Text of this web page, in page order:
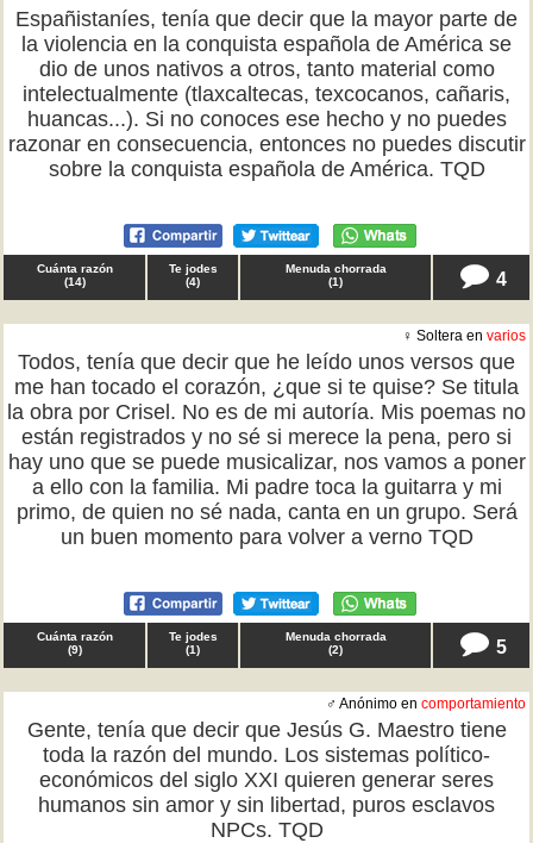
Españistaníes, tenía que decir que la mayor parte de
la violencia en la conquista española de América se
dio de unos nativos a otros, tanto material como
intelectualmente (tlaxcaltecas, texcocanos, cañaris,
huancas...). Si no conoces ese hecho y no puedes
razonar en consecuencia, entonces no puedes discutir
sobre la conquista española de América. TQD
Cuánta razón
(14)
Te jodes
(4)
Menuda chorrada
(1) 4
♀ Soltera en varios
Todos, tenía que decir que he leído unos versos que
me han tocado el corazón, ¿que si te quise? Se titula
la obra por Crisel. No es de mi autoría. Mis poemas no
están registrados y no sé si merece la pena, pero si
hay uno que se puede musicalizar, nos vamos a poner
a ello con la familia. Mi padre toca la guitarra y mi
primo, de quien no sé nada, canta en un grupo. Será
un buen momento para volver a verno TQD
Cuánta razón
(9)
Te jodes
(1)
Menuda chorrada
(2) 5
♂ Anónimo en comportamiento
Gente, tenía que decir que Jesús G. Maestro tiene
toda la razón del mundo. Los sistemas político-
económicos del siglo XXI quieren generar seres
humanos sin amor y sin libertad, puros esclavos
NPCs. TQD